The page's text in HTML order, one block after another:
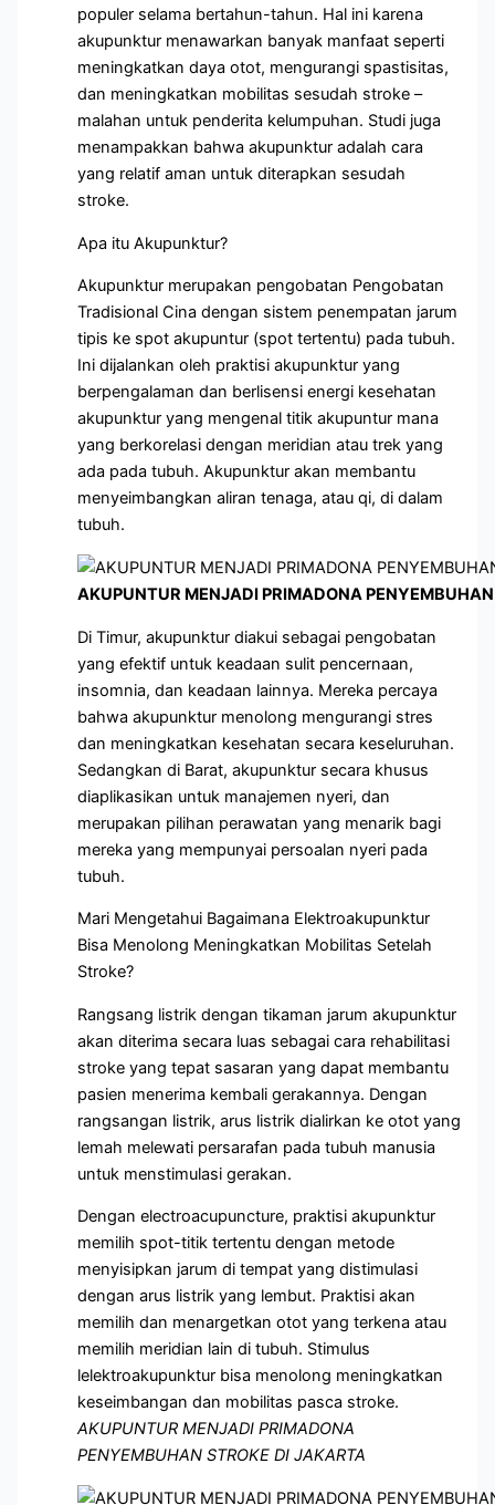
populer selama bertahun-tahun. Hal ini karena
akupunktur menawarkan banyak manfaat seperti
meningkatkan daya otot, mengurangi spastisitas,
dan meningkatkan mobilitas sesudah stroke –
malahan untuk penderita kelumpuhan. Studi juga
menampakkan bahwa akupunktur adalah cara
yang relatif aman untuk diterapkan sesudah
stroke.
Apa itu Akupunktur?
Akupunktur merupakan pengobatan Pengobatan
Tradisional Cina dengan sistem penempatan jarum
tipis ke spot akupuntur (spot tertentu) pada tubuh.
Ini dijalankan oleh praktisi akupunktur yang
berpengalaman dan berlisensi energi kesehatan
akupunktur yang mengenal titik akupuntur mana
yang berkorelasi dengan meridian atau trek yang
ada pada tubuh. Akupunktur akan membantu
menyeimbangkan aliran tenaga, atau qi, di dalam
tubuh.
AKUPUNTUR MENJADI PRIMADONA
Di Timur, akupunktur diakui sebagai pengobatan
yang efektif untuk keadaan sulit pencernaan,
insomnia, dan keadaan lainnya. Mereka percaya
bahwa akupunktur menolong mengurangi stres
dan meningkatkan kesehatan secara keseluruhan.
Sedangkan di Barat, akupunktur secara khusus
diaplikasikan untuk manajemen nyeri, dan
merupakan pilihan perawatan yang menarik bagi
mereka yang mempunyai persoalan nyeri pada
tubuh.
Mari Mengetahui Bagaimana Elektroakupunktur
Bisa Menolong Meningkatkan Mobilitas Setelah
Stroke?
Rangsang listrik dengan tikaman jarum akupunktur
akan diterima secara luas sebagai cara rehabilitasi
stroke yang tepat sasaran yang dapat membantu
pasien menerima kembali gerakannya. Dengan
rangsangan listrik, arus listrik dialirkan ke otot yang
lemah melewati persarafan pada tubuh manusia
untuk menstimulasi gerakan.
Dengan electroacupuncture, praktisi akupunktur
memilih spot-titik tertentu dengan metode
menyisipkan jarum di tempat yang distimulasi
dengan arus listrik yang lembut. Praktisi akan
memilih dan menargetkan otot yang terkena atau
memilih meridian lain di tubuh. Stimulus
lelektroakupunktur bisa menolong meningkatkan
keseimbangan dan mobilitas pasca stroke.
AKUPUNTUR MENJADI PRIMADONA
PENYEMBUHAN STROKE DI JAKARTA